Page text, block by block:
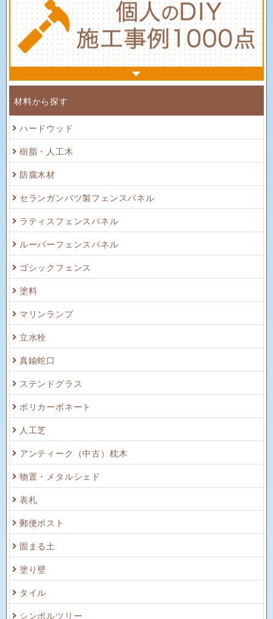
材料から探す
ハードウッド
樹脂・人工木
防腐木材
セランガンバツ製フェンスパネル
ラティスフェンスパネル
ルーバーフェンスパネル
ゴシックフェンス
塗料
マリンランプ
立水栓
真鍮蛇口
ステンドグラス
ポリカーボネート
人工芝
アンティーク（中古）枕木
物置・メタルシェド
表札
郵便ポスト
固まる土
塗り壁
タイル
シンボルツリー